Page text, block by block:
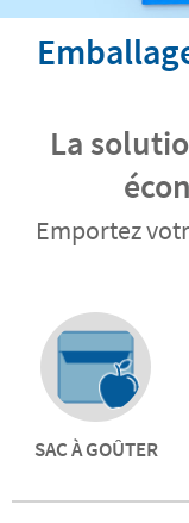
La
Emportez
SAC À GOÛTER